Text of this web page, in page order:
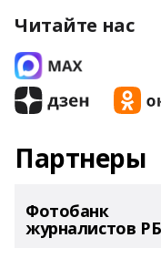
Читайте нас
Партнеры
Фотобанк
журналистов РБ